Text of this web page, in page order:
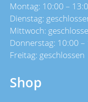
Montag: 10:00 –
Dienstag:
Mittwoch:
Donnerstag: 10:00 –
Freitag: geschlossen
Shop